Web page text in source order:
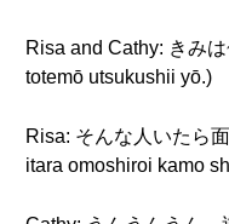
Risa and Cathy: きみ
totemō utsukushii yō.)
Risa: そんな人いたら
itara omoshiroi kamo